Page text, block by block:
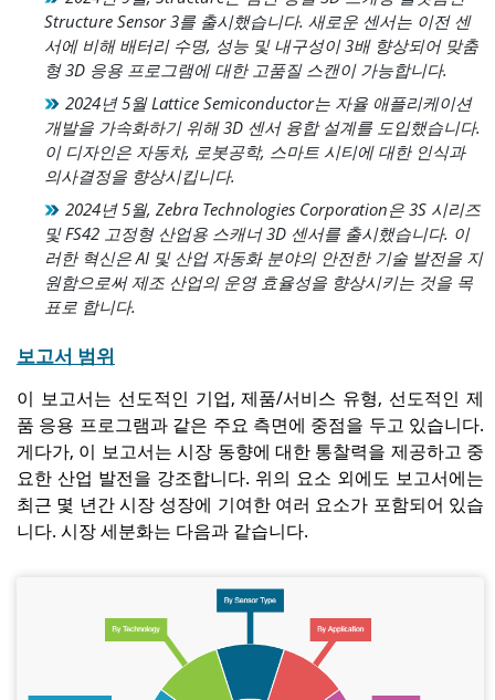
Structure Sensor 3를 출시했습니다. 새로운 센서는 이전 센
서에 비해 배터리 수명, 성능 및 내구성이 3배 향상되어 맞춤
형 3D 응용 프로그램에 대한 고품질 스캔이 가능합니다.
2024년 5월 Lattice Semiconductor는 자율 애플리케이션
개발을 가속화하기 위해 3D 센서 융합 설계를 도입했습니다.
이 디자인은 자동차, 로봇공학, 스마트 시티에 대한 인식과
의사결정을 향상시킵니다.
2024년 5월, Zebra Technologies Corporation은 3S 시리즈
및 FS42 고정형 산업용 스캐너 3D 센서를 출시했습니다. 이
러한 혁신은 AI 및 산업 자동화 분야의 안전한 기술 발전을 지
원함으로써 제조 산업의 운영 효율성을 향상시키는 것을 목
표로 합니다.
보고서 범위
이 보고서는 선도적인 기업, 제품/서비스 유형, 선도적인 제
품 응용 프로그램과 같은 주요 측면에 중점을 두고 있습니다.
게다가, 이 보고서는 시장 동향에 대한 통찰력을 제공하고 중
요한 산업 발전을 강조합니다. 위의 요소 외에도 보고서에는
최근 몇 년간 시장 성장에 기여한 여러 요소가 포함되어 있습
니다. 시장 세분화는 다음과 같습니다.